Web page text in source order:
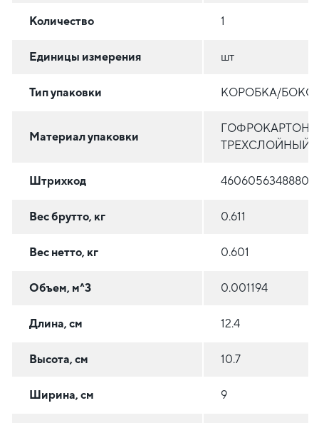
Количество 1
Единицы измерения шт
Тип упаковки КОРОБКА/БОКС
Материал упаковки
ГОФРОКАРТОН
ТРЕХСЛОЙНЫЙ
Штрихкод 4606056348880
Вес брутто, кг 0.611
Вес нетто, кг 0.601
Объем, м^3 0.001194
Длина, см 12.4
Высота, см 10.7
Ширина, см 9